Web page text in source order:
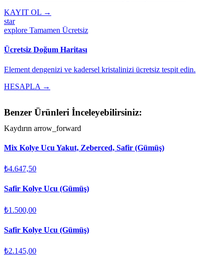
KAYIT OL →
star
explore Tamamen Ücretsiz
Ücretsiz Doğum Haritası
Element dengenizi ve kadersel kristalinizi ücretsiz tespit edin.
HESAPLA →
Benzer Ürünleri İnceleyebilirsiniz:
Kaydırın arrow_forward
Mix Kolye Ucu Yakut, Zeberced, Safir (Gümüş)
₺4.647,50
Safir Kolye Ucu (Gümüş)
₺1.500,00
Safir Kolye Ucu (Gümüş)
₺2.145,00